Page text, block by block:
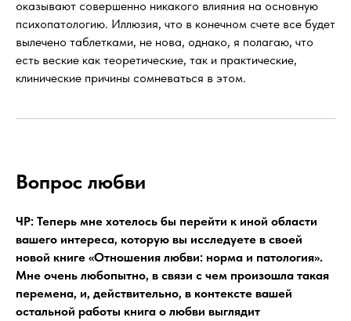
оказывают совершенно никакого влияния на основную
психопатологию. Иллюзия, что в конечном счете все будет
вылечено таблетками, не нова, однако, я полагаю, что
есть веские как теоретические, так и практические,
клинические причины сомневаться в этом.
Вопрос любви
ЧР: Теперь мне хотелось бы перейти к иной области
вашего интереса, которую вы исследуете в своей
новой книге «Отношения любви: норма и патология».
Мне очень любопытно, в связи с чем произошла такая
перемена, и, действительно, в контексте вашей
остальной работы книга о любви выглядит